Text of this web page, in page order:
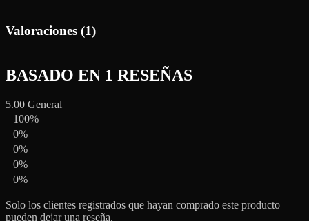
Valoraciones (1)
BASADO EN 1 RESEÑAS
5.00 General
100%
0%
0%
0%
0%
Solo los clientes registrados que hayan comprado este producto
pueden dejar una reseña.